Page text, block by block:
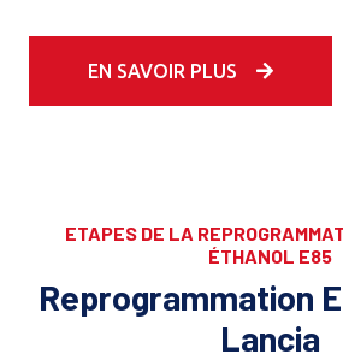
EN SAVOIR PLUS
ETAPES DE LA
ÉTHANOL E85
Reprogrammation
Lancia